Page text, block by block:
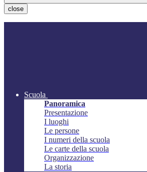
close
Scuola
Panoramica
Presentazione
I luoghi
Le persone
I numeri della scuola
Le carte della scuola
Organizzazione
La storia